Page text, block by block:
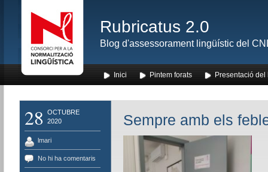
Rubricatus 2.0
Blog d'assessorament lingüístic del
Inici Pintem forats Presentació del
28
OCTUBRE
2020
lmari
No hi ha comentaris
Sempre amb els